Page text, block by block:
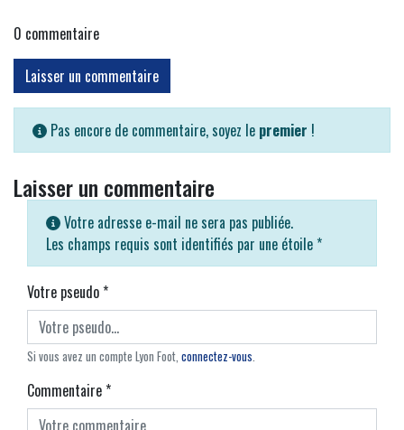
0 commentaire
Laisser un commentaire
Pas encore de commentaire, soyez le premier !
Laisser un commentaire
Votre adresse e-mail ne sera pas publiée.
Les champs requis sont identifiés par une étoile *
Votre pseudo*
Si vous avez un compte Lyon Foot, connectez-vous.
Commentaire*